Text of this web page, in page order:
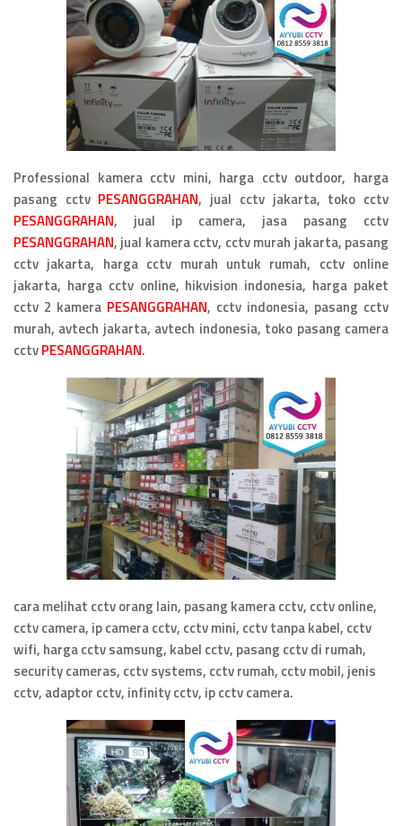
Professional kamera cctv mini, harga cctv outdoor, harga
pasang cctv PESANGGRAHAN, jual cctv jakarta, toko cctv
PESANGGRAHAN, jual ip camera, jasa pasang cctv
PESANGGRAHAN, jual kamera cctv, cctv murah jakarta, pasang
cctv jakarta, harga cctv murah untuk rumah, cctv online
jakarta, harga cctv online, hikvision indonesia, harga paket
cctv 2 kamera PESANGGRAHAN, cctv indonesia, pasang cctv
murah, avtech jakarta, avtech indonesia, toko pasang camera
cctvPESANGGRAHAN.
cara melihat cctv orang lain, pasang kamera cctv, cctv online,
cctv camera, ip camera cctv, cctv mini, cctv tanpa kabel, cctv
wifi, harga cctv samsung, kabel cctv, pasang cctv di rumah,
security cameras, cctv systems, cctv rumah, cctv mobil, jenis
cctv, adaptor cctv, infinity cctv, ip cctv camera.